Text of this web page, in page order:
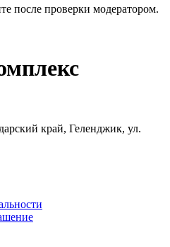
после проверки модератором.
край, Геленджик, ул.